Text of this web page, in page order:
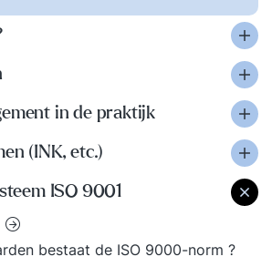
in de praktijk
(INK, etc.)
ISO 9001
bestaat de ISO 9000-norm ?